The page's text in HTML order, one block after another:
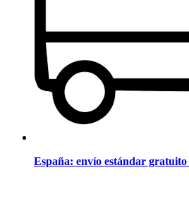
España: envío estándar gratuito